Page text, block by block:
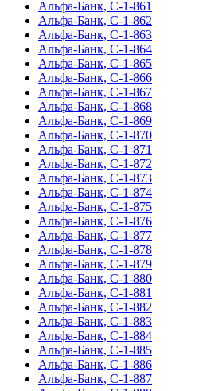
Альфа-Банк, С-1-861
Альфа-Банк, С-1-862
Альфа-Банк, С-1-863
Альфа-Банк, С-1-864
Альфа-Банк, С-1-865
Альфа-Банк, С-1-866
Альфа-Банк, С-1-867
Альфа-Банк, С-1-868
Альфа-Банк, С-1-869
Альфа-Банк, С-1-870
Альфа-Банк, С-1-871
Альфа-Банк, С-1-872
Альфа-Банк, С-1-873
Альфа-Банк, С-1-874
Альфа-Банк, С-1-875
Альфа-Банк, С-1-876
Альфа-Банк, С-1-877
Альфа-Банк, С-1-878
Альфа-Банк, С-1-879
Альфа-Банк, С-1-880
Альфа-Банк, С-1-881
Альфа-Банк, С-1-882
Альфа-Банк, С-1-883
Альфа-Банк, С-1-884
Альфа-Банк, С-1-885
Альфа-Банк, С-1-886
Альфа-Банк, С-1-887